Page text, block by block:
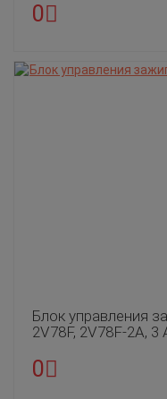
0
Блок управления
2V78F, 2V78F-2A, 3
0